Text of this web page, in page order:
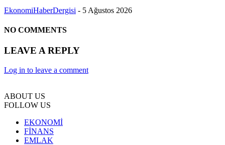
EkonomiHaberDergisi - 5 Ağustos 2026
NO COMMENTS
LEAVE A REPLY
Log in to leave a comment
ABOUT US
FOLLOW US
EKONOMİ
FİNANS
EMLAK